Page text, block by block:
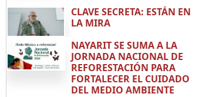
CLAVE SECRETA: ESTÁN EN
LA MIRA
NAYARIT SE SUMA A LA
JORNADA NACIONAL DE
REFORESTACIÓN PARA
FORTALECER EL CUIDADO
DEL MEDIO AMBIENTE